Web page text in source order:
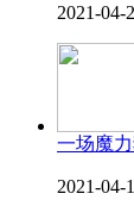
2021-04-
一场魔
2021-04-